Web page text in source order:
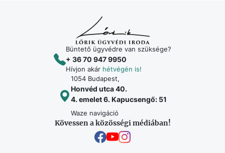
Büntető ügyvédre van szüksége?
+ 36 70 947 9950
Hívjon akár hétvégén is!
1054 Budapest,
Honvéd utca 40.
4. emelet 6. Kapucsengő: 51
Waze navigáció
Kövessen a közösségi médiában!